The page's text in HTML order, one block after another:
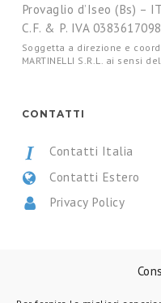
Provaglio d’Iseo (Bs) –
C.F. & P. IVA
Soggetta a direzione e
MARTINELLI S.R.L. ai sensi
CONTATTI
Contatti Italia
Contatti Estero
Privacy Policy